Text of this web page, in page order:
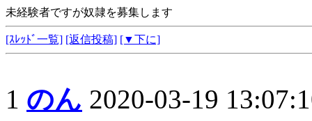
未経験者ですが奴隷を募集します
[ｽﾚｯﾄﾞ一覧] [返信投稿] [▼下に]
1 のん 2020-03-19